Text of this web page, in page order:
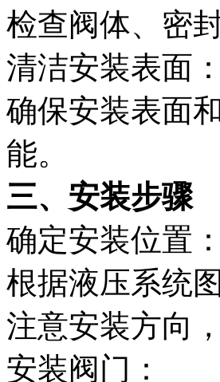
检查阀体、密
清洁安装表面：
确保安装表面
能。
三、安装步骤
确定安装位置：
根据液压系统
注意安装方向
安装阀门：